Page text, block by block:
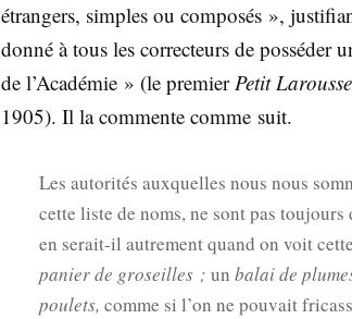
étran­gers, simples ou com­po­sés »,
don­né à tous les cor­rec­teurs de
de l’Académie » (le pre­mierPetit Larousse
1905). Il la com­mente comme suit.
Les auto­ri­tés aux­quelles nous nous
cette liste de noms, ne sont pas
en serait-il autre­ment quand on voit
panier de gro­seilles ; un balai de
pou­lets, comme si l’on ne pou­vait